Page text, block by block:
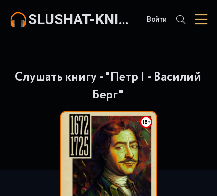
SLUSHAT-KNIGI.COM Войти
Слушать книгу - "Петр I - Василий
Берг"